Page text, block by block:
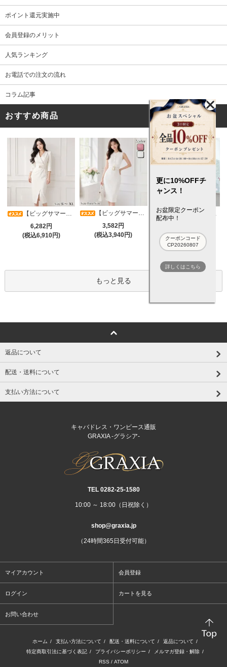
ポイント還元実施中
会員登録のメリット
人気ランキング
お電話での注文の流れ
コラム記事
おすすめ商品
【ビッグサマーセール対象品】アシメカシュクール7分袖ワンピース(キャバドレス・CABARETDRESS)
6,282円
(税込6,910円)
【ビッグサマーセール対象品】タイトなボディラインが引き立つニットワンピース(キャバドレス・CABARETDRESS)
3,582円
(税込3,940円)
【ビッグサマーセール対象品】光沢シアースリーブが軽やかなカシュクールVネックドレープミディドレス(キャバドレス・CABARETDRESS)
(税込5,920円)
もっと見る
返品について
配送・送料について
支払い方法について
キャバドレス・ワンピース通販
GRAXIA -グラシア-
TEL 0282‐25‐1580
10:00 ～ 18:00（日祝除く）
shop@graxia.jp
（24時間365日受付可能）
マイアカウント 会員登録
ログイン カートを見る
お問い合わせ
ホーム / 支払い方法について / 配送・送料について / 返品について /
特定商取引法に基づく表記 / プライバシーポリシー / メルマガ登録・解除 /
RSS / ATOM
更に10%OFFチ
ャンス！
お盆限定クーポン
配布中！
クーポンコード
CP20260807
詳しくはこちら